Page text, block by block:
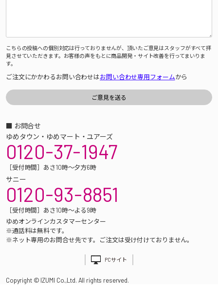
こちらの投稿への個別対応は行っておりませんが、頂いたご意見はスタッフがすべて拝
見させていただきます。お客様の声をもとに商品開発・サイト改善を行ってまいりま
す。
ご注文にかかわるお問い合わせはお問い合わせ専用フォームから
■ お問合せ
ゆめタウン・ゆめマート・ユアーズ
0120-37-1947
［受付時間］あさ10時～夕方6時
サニー
0120-93-8851
［受付時間］あさ10時～よる9時
ゆめオンラインカスタマーセンター
※通話料は無料です。
※ネット専用のお問合せ先です。ご注文は受け付けておりません。
PCサイト
Copyright © IZUMI Co.,Ltd. All rights reserved.